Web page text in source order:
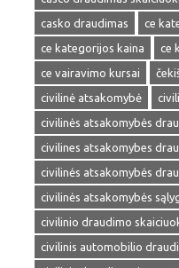
casko draudimas
ce
ce kategorijos kaina
ce
ce vairavimo kursai
civilinė atsakomybė
civilinės atsakomybės
civilines atsakomybes
civilinės atsakomybės
civilinės atsakomybės
civilinio draudimo
civilinis automobilio